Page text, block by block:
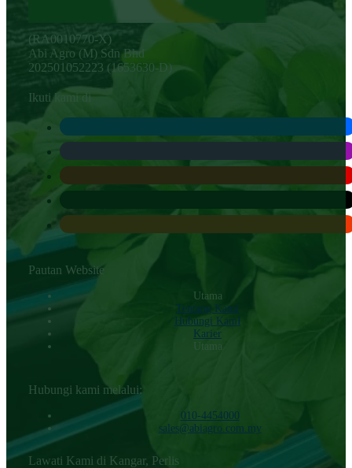
(RA0010770-X)
Abi Agro (M) Sdn Bhd
202501052223 (1653630-D)
Ikuti kami di
Pautan Website
Utama
Tentang Kami
Hubungi KamI
Karier
Utama
Hubungi kami melalui:
010-4454000‬
sales@abiagro.com.my
Lawati Kami di Kangar, Perlis